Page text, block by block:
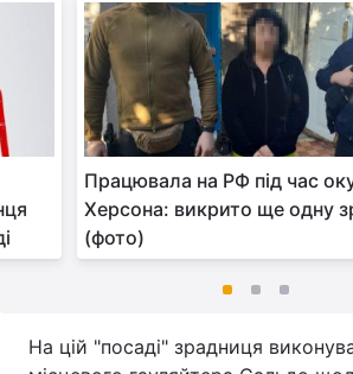
Працювала на РФ під час
Херсона: викрито ще одну
(фото)
На цій "посаді" зрадниця